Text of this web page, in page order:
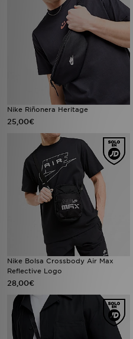
Nike Riñonera Heritage
25,00€
Nike Bolsa Crossbody Air Max
Reflective Logo
28,00€